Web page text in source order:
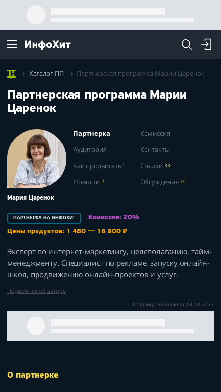
Каталог ПП Партнерская программа Марии Царенок
Партнерская программа Марии
Царенок
Мария Царенок
Партнерка
Комиссия
Аудитория
Контакты
Как продвигать?
Ссылки 33
Новости2 Обсуждение 10
ПАРТНЕРКА НА ИНФОХИТ
Комиссия: 20%
Цены продуктов: 1 480 — 16 800 ₽
Эксперт по интернет-маркетингу, целеполаганию, тайм-
менеджменту. Специалист по рекламе, запуску онлайн-
школ, продвижению онлайн-проектов и услуг.
Подробнее об авторе
Страница обновлена: 04.10.2023
О партнерке